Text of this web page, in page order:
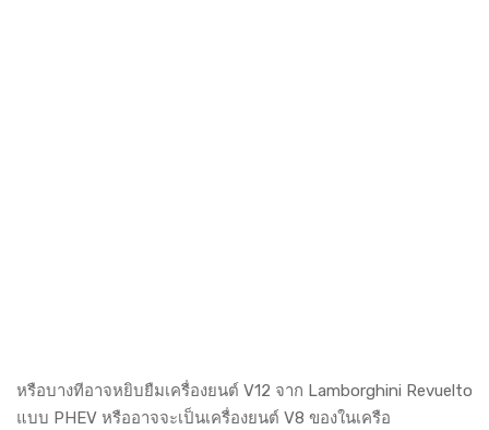
หรือบางทีอาจหยิบยืมเครื่องยนต์ V12 จาก Lamborghini Revuelto
แบบ PHEV หรืออาจจะเป็นเครื่องยนต์ V8 ของในเครือ